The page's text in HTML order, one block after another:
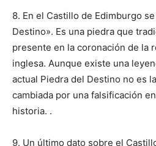
8. En el Castillo de Edimburgo
Destino». Es una piedra que
presente en la coronación de la
inglesa. Aunque existe una
actual Piedra del Destino no es
cambiada por una falsificación
historia. .
9. Un último dato sobre el